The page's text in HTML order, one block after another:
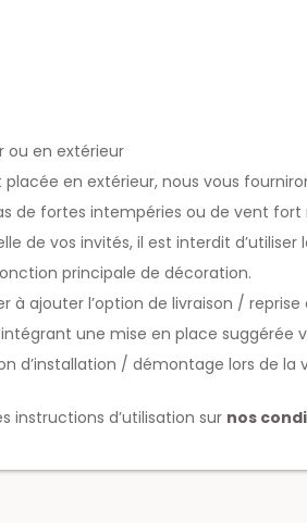
ou en extérieur
placée en extérieur, nous vous
de fortes intempéries ou de vent fort
de vos invités, il est interdit
principale de décoration.
à ajouter l’option de livraison /
une mise en place
d’installation / démontage lors de la
instructions d’utilisation sur nos